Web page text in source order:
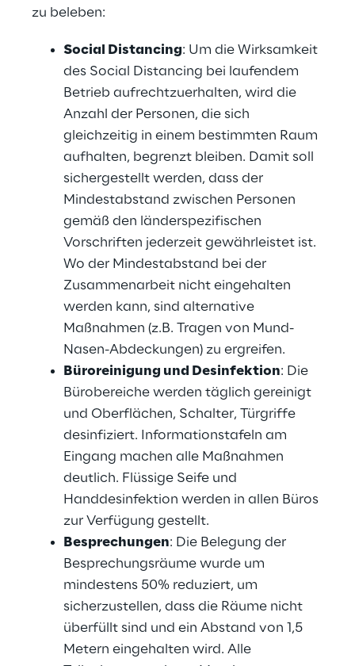
zu beleben:
Social Distancing: Um die Wirksamkeit
des Social Distancing bei laufendem
Betrieb aufrechtzuerhalten, wird die
Anzahl der Personen, die sich
gleichzeitig in einem bestimmten Raum
aufhalten, begrenzt bleiben. Damit soll
sichergestellt werden, dass der
Mindestabstand zwischen Personen
gemäß den länderspezifischen
Vorschriften jederzeit gewährleistet ist.
Wo der Mindestabstand bei der
Zusammenarbeit nicht eingehalten
werden kann, sind alternative
Maßnahmen (z.B. Tragen von Mund-
Nasen-Abdeckungen) zu ergreifen.
Büroreinigung und Desinfektion: Die
Bürobereiche werden täglich gereinigt
und Oberflächen, Schalter, Türgriffe
desinfiziert. Informationstafeln am
Eingang machen alle Maßnahmen
deutlich. Flüssige Seife und
Handdesinfektion werden in allen Büros
zur Verfügung gestellt.
Besprechungen: Die Belegung der
Besprechungsräume wurde um
mindestens 50% reduziert, um
sicherzustellen, dass die Räume nicht
überfüllt sind und ein Abstand von 1,5
Metern eingehalten wird. Alle